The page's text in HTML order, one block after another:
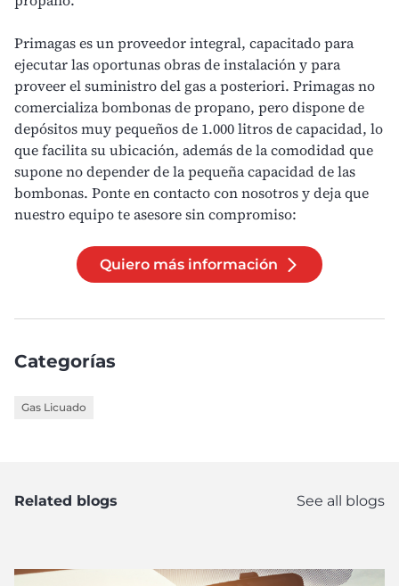
Primagas es un proveedor integral, capacitado para
ejecutar las oportunas obras de instalación y para
proveer el suministro del gas a posteriori. Primagasno
comercializa bombonas de propano, pero dispone de
depósitos muy pequeños de 1.000 litros de capacidad, lo
que facilita su ubicación, además de la comodidad que
supone no depender de la pequeña capacidad de las
bombonas. Ponte en contacto con nosotros y deja que
nuestro equipo te asesore sin compromiso:
Quiero más información
Categorías
Gas Licuado
Related blogs See all blogs